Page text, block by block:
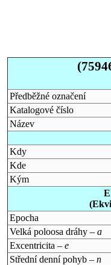
Předběžné označení
Katalogové číslo
Název
Kdy
Kde
Kým
Epocha
Velká poloosa dráhy – a
Excentricita – e
Střední denní pohyb – n